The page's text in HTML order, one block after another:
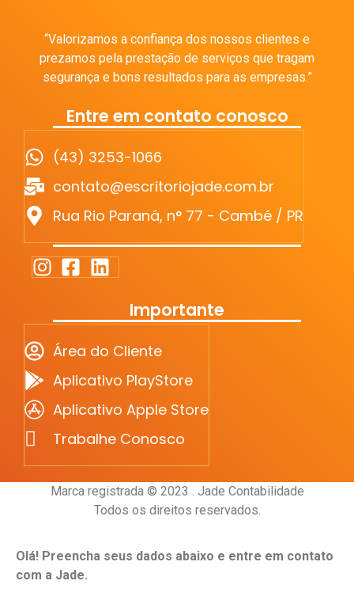
“Valorizamos a confiança dos nossos clientes e
prezamos pela prestação de serviços que tragam
segurança e bons resultados para as empresas.”
Entre em contato conosco
(43) 3253-1066
contato@escritoriojade.com.br
Rua Rio Paraná, n° 77 - Cambé / PR
Importante
Área do Cliente
Aplicativo PlayStore
Aplicativo Apple Store
Trabalhe Conosco
Marca registrada © 2023 . Jade Contabilidade
Todos os direitos reservados.
Olá! Preencha seus dados abaixo e entre em contato
com a Jade.